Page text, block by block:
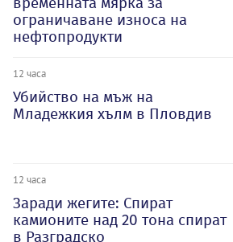
ограничаване износа на
нефтопродукти
12 часа
Убийство на мъж на
Младежкия хълм в Пловдив
12 часа
Заради жегите: Спират
камионите над 20 тона спират
в Разградско